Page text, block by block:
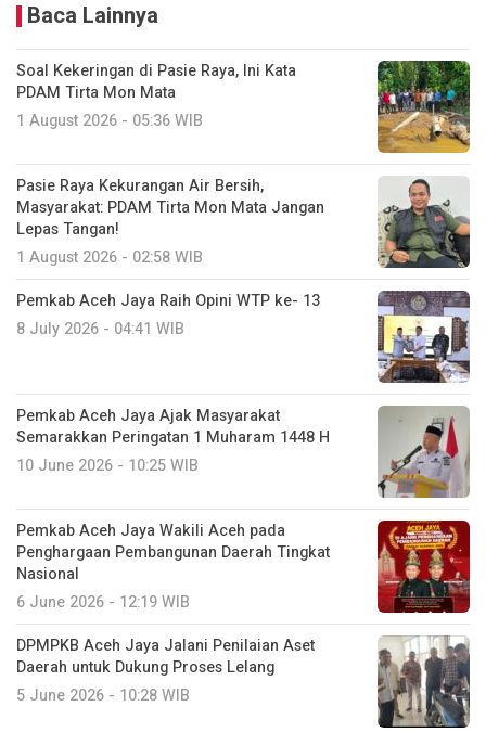
Baca Lainnya
Soal Kekeringan di Pasie Raya, Ini Kata
PDAM Tirta Mon Mata
1 August 2026 - 05:36 WIB
Pasie Raya Kekurangan Air Bersih,
Masyarakat: PDAM Tirta Mon Mata Jangan
Lepas Tangan!
1 August 2026 - 02:58 WIB
Pemkab Aceh Jaya Raih Opini WTP ke- 13
8 July 2026 - 04:41 WIB
Pemkab Aceh Jaya Ajak Masyarakat
Semarakkan Peringatan 1 Muharam 1448 H
10 June 2026 - 10:25 WIB
Pemkab Aceh Jaya Wakili Aceh pada
Penghargaan Pembangunan Daerah Tingkat
Nasional
6 June 2026 - 12:19 WIB
DPMPKB Aceh Jaya Jalani Penilaian Aset
Daerah untuk Dukung Proses Lelang
5 June 2026 - 10:28 WIB